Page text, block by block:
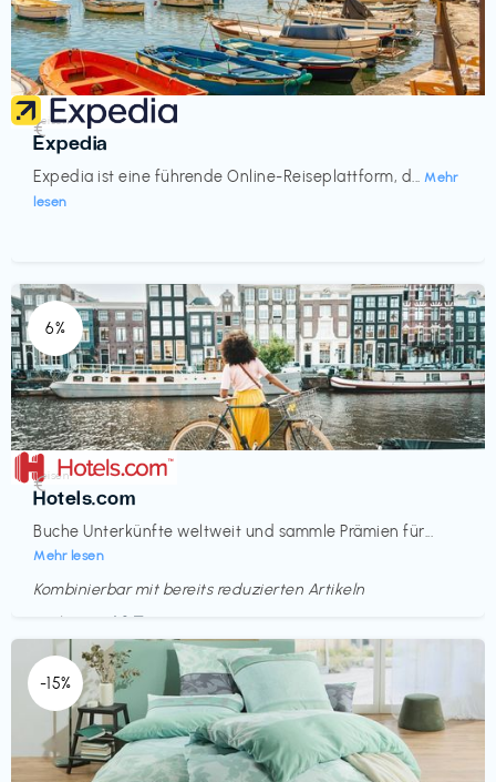
Reisen
Expedia
Expedia ist eine führende Online-Reiseplattform, d... Mehr
lesen
€‎
6%
Reisen
Hotels.com
Buche Unterkünfte weltweit und sammle Prämien für...
Mehr lesen
€‎
Kombinierbar mit bereits reduzierten Artikeln
Endet in
<60 Tagen
-15%